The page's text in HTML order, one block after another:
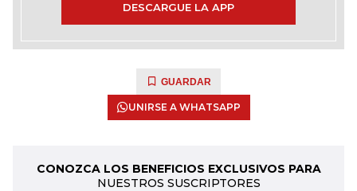
DESCARGUE LA APP
GUARDAR
UNIRSE A WHATSAPP
CONOZCA LOS BENEFICIOS EXCLUSIVOS PARA
NUESTROS SUSCRIPTORES